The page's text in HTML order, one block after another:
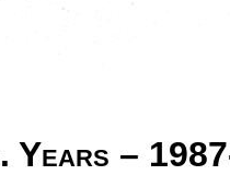
Years –